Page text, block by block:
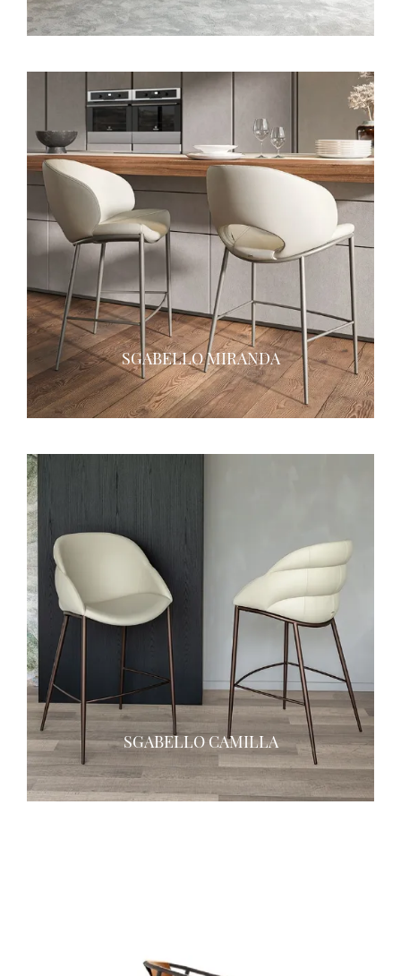
SGABELLO MIRANDA
SGABELLO CAMILLA